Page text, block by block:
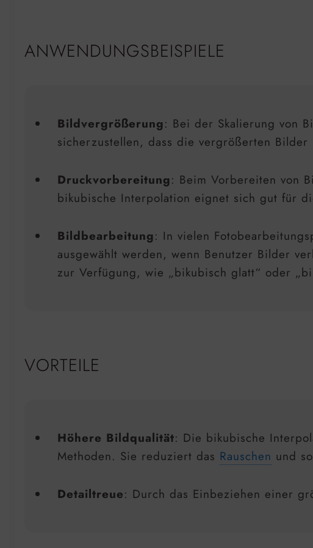
ANWENDUNGSBEISPIELE
Bildvergrößerung: Bei der Skalierung von
sicherzustellen, dass die vergrößerten
Druckvorbereitung: Beim Vorbereiten von
bikubische Interpolation eignet sich gut für
Bildbearbeitung: In vielen
ausgewählt werden, wenn Benutzer Bilder
zur Verfügung, wie „bikubisch glatt“ oder
VORTEILE
Höhere Bildqualität: Die bikubische
Methoden. Sie reduziert das Rauschen und
Detailtreue: Durch das Einbeziehen einer